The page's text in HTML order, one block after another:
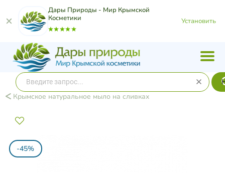
Дары Природы - Мир Крымской
Косметики
Установить
Крымское натуральное мыло на сливках
-45%